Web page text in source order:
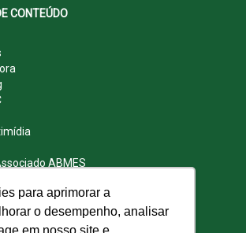
para aprimorar a
o desempenho, analisar
CONTEÚDO
ABMES